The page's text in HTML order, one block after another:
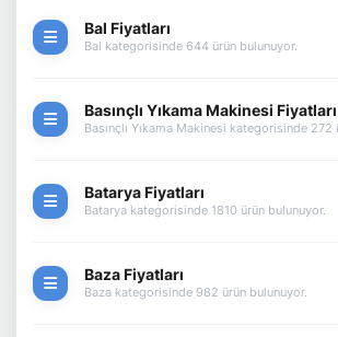
Bal Fiyatları
Bal kategorisinde 644 ürün bulunuyor.
Basınçlı Yıkama Makinesi Fiyatları
Basınçlı Yıkama Makinesi kategorisinde 272
Batarya Fiyatları
Batarya kategorisinde 1810 ürün bulunuyor.
Baza Fiyatları
Baza kategorisinde 982 ürün bulunuyor.